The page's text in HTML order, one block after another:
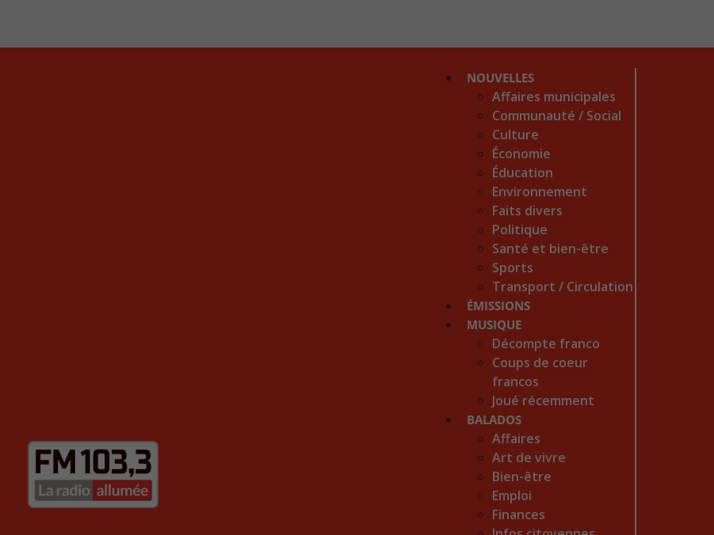
NOUVELLES
Affaires municipales
Communauté / Social
Culture
Économie
Éducation
Environnement
Faits divers
Politique
Santé et bien-être
Sports
Transport / Circulation
ÉMISSIONS
MUSIQUE
Décompte franco
Coups de coeur
francos
Joué récemment
BALADOS
Affaires
Art de vivre
Bien-être
Emploi
Finances